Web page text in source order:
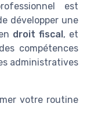
est
développer une
droit fiscal, et
compétences
administratives
votre routine